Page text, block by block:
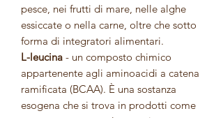
pesce, nei frutti di mare, nelle alghe
essiccate o nella carne, oltre che sotto
forma di integratori alimentari.
L-leucina - un composto chimico
appartenente agli aminoacidi a catena
ramificata (BCAA). È una sostanza
esogena che si trova in prodotti come